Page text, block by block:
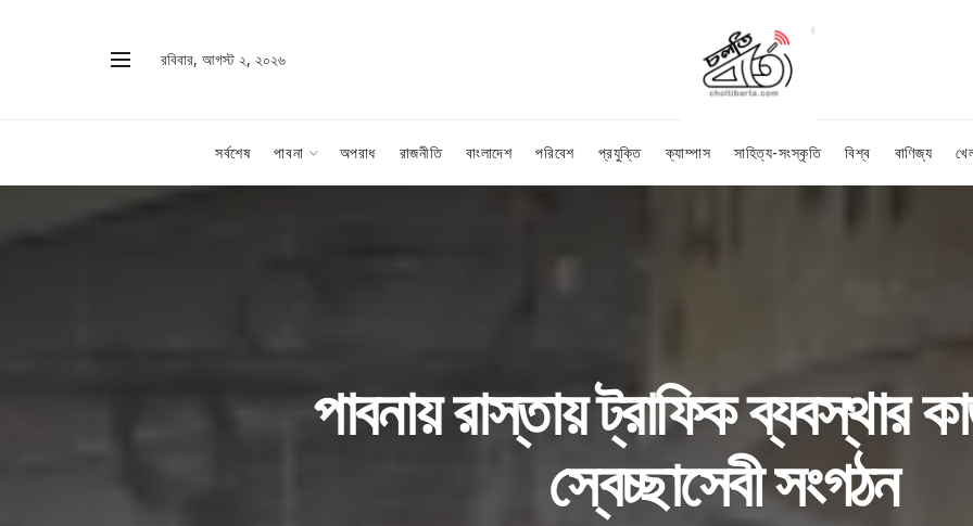
রবিবার, আগস্ট ২, ২০২৬
সর্বশেষ পাবনা অপরাধ রাজনীতি বাংলাদেশ পরিবেশ প্রযুক্তি ক্যাম্পাস সাহিত্য-সংস্কৃতি বিশ্ব বাণিজ্য
পাবনায় রাস্তায় ট্রাফিক ব্যবস্থার
স্বেচ্ছাসেবী সংগঠন